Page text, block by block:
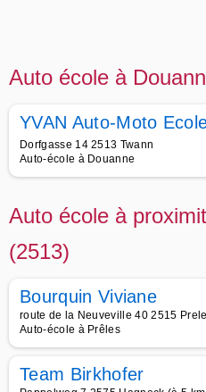
Auto école à
YVAN Auto-Moto
Dorfgasse 14 2513 Twann
Auto-école à Douanne
Auto école à
(2513)
Bourquin Viviane
route de la Neuveville 40 2515
Auto-école à Prêles
Team Birkhofer